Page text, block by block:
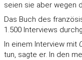
seien sie aber wegen
Das Buch des
1.500 Interviews
In einem Interview mit
tun, sagte er. In den